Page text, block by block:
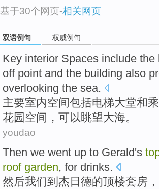
基于30个网页-相关网页
双语例句 权威例句
Key interior Spaces include the
off point and the building also
overlooking the sea.
主要室内空间包括电梯大堂和
花园 空间 ， 可以眺望大海。
youdao
Then we went up to Gerald's
roof garden, for drinks.
然后我们到 杰 日德的顶楼套房